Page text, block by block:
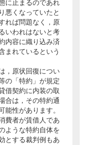
に止まるのであれ
悪くなっていたと
れば問題なく，原
いわれはないと考
内容に織り込み済
まれているという
，原状回復につい
の「特約」が規定
借契約に内装の取
合は，その特約通
能性があります。
費者が賃借人であ
ような特約自体を
とする裁判例もあ